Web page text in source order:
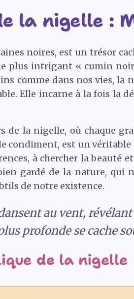
la nigelle :
noires, est un trésor
plus intrigant « cumin
comme dans nos vies,
Elle incarne à la fois la
de la nigelle, où chaque
condiment, est un
à chercher la beauté
gardé de la nature, qui
de notre existence.
au vent,
profonde se cache
de la nigelle